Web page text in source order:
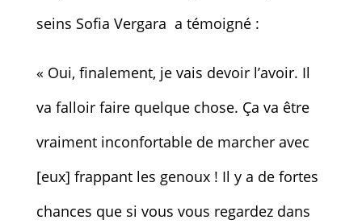
seins Sofia Vergara a témoigné :
« Oui, finalement, je vais devoir l’avoir. Il
va falloir faire quelque chose. Ça va être
vraiment inconfortable de marcher avec
[eux] frappant les genoux ! Il y a de fortes
chances que si vous vous regardez dans